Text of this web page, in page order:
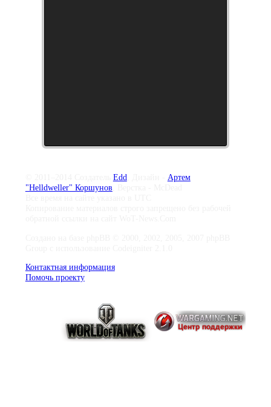
Edd, Дизайн - Артем
"Helldweller" Коршунов
Контактная информация
Помочь проекту